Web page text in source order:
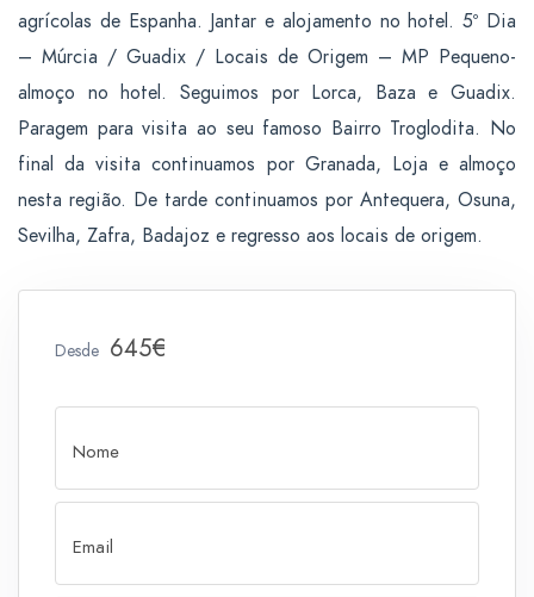
agrícolas de Espanha. Jantare alojamento no hotel.5º Dia
– Múrcia / Guadix / Locais de Origem – MP Pequeno-
almoço no hotel. Seguimos por Lorca, Baza e Guadix.
Paragem para visita ao seu famoso Bairro Troglodita. No
final da visita continuamos por Granada, Loja e almoço
nesta região. De tarde continuamos por Antequera, Osuna,
Sevilha, Zafra, Badajoz e regresso aos locais de origem.
Desde 645€
Nome
Email